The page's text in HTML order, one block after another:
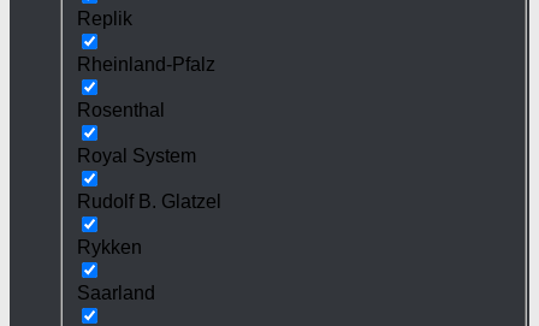
Replik
Rheinland-Pfalz
Rosenthal
Royal System
Rudolf B. Glatzel
Rykken
Saarland